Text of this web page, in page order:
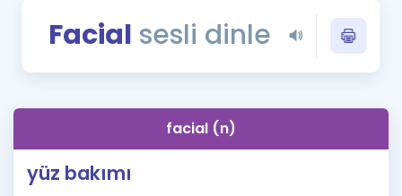
Blog
Facial sesli dinle
facial (n)
yüz bakımı